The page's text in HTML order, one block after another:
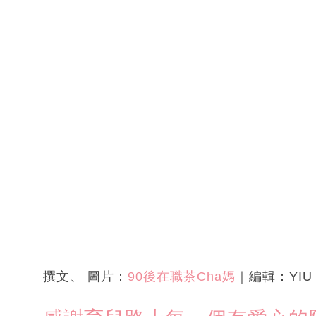
撰文、 圖片： 90後在職茶Cha媽 ｜編輯：YIU